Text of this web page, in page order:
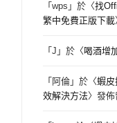
「 wps 」於〈找
繁中免費正版下載
「 J 」於〈喝酒增
「 阿倫 」於〈蝦
效解決方法〉發